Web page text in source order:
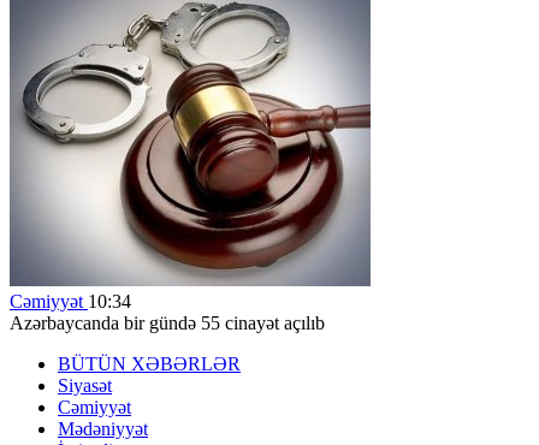
Cəmiyyət 10:34
Azərbaycanda bir gündə 55 cinayət açılıb
BÜTÜN XƏBƏRLƏR
Siyasət
Cəmiyyət
Mədəniyyət